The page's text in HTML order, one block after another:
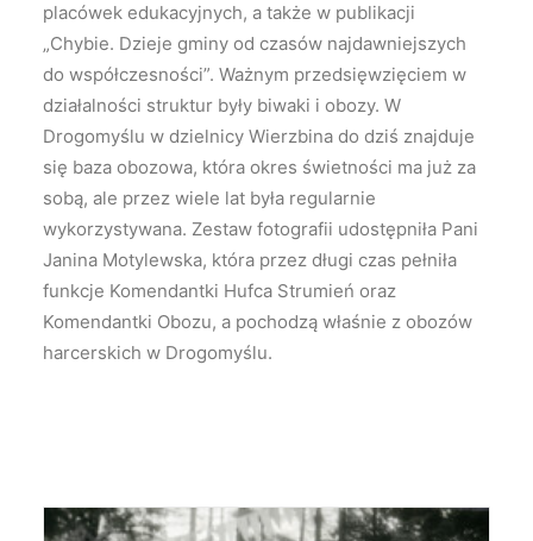
placówek edukacyjnych, a także w publikacji
„Chybie. Dzieje gminy od czasów najdawniejszych
do współczesności”. Ważnym przedsięwzięciem w
działalności struktur były biwaki i obozy. W
Drogomyślu w dzielnicy Wierzbina do dziś znajduje
się baza obozowa, która okres świetności ma już za
sobą, ale przez wiele lat była regularnie
wykorzystywana. Zestaw fotografii udostępniła Pani
Janina Motylewska, która przez długi czas pełniła
funkcje Komendantki Hufca Strumień oraz
Komendantki Obozu, a pochodzą właśnie z obozów
harcerskich w Drogomyślu.